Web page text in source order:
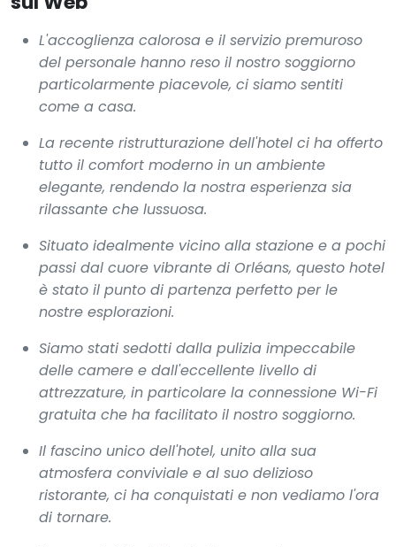
L'accoglienza calorosa e il servizio premuroso
del personale hanno reso il nostro soggiorno
particolarmente piacevole, ci siamo sentiti
come a casa.
La recente ristrutturazione dell'hotel ci ha offerto
tutto il comfort moderno in un ambiente
elegante, rendendo la nostra esperienza sia
rilassante che lussuosa.
Situato idealmente vicino alla stazione e a pochi
passi dal cuore vibrante di Orléans, questo hotel
è stato il punto di partenza perfetto per le
nostre esplorazioni.
Siamo stati sedotti dalla pulizia impeccabile
delle camere e dall'eccellente livello di
attrezzature, in particolare la connessione Wi-Fi
gratuita che ha facilitato il nostro soggiorno.
Il fascino unico dell'hotel, unito alla sua
atmosfera conviviale e al suo delizioso
ristorante, ci ha conquistati e non vediamo l'ora
di tornare.